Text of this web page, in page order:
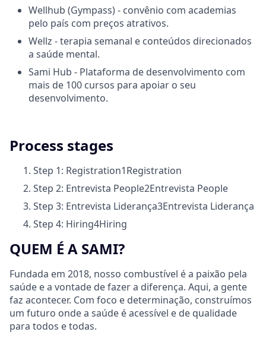
Wellhub (Gympass) - convênio com academias
pelo país com preços atrativos.
Wellz - terapia semanal e conteúdos direcionados
a saúde mental.
Sami Hub - Plataforma de desenvolvimento com
mais de 100 cursos para apoiar o seu
desenvolvimento.
Process stages
Step 1: Registration1Registration
Step 2: Entrevista People2Entrevista People
Step 3: Entrevista Liderança3Entrevista Liderança
Step 4: Hiring4Hiring
QUEM É A SAMI?
Fundada em 2018, nosso combustível é a paixão pela
saúde e a vontade de fazer a diferença. Aqui, a gente
faz acontecer. Com foco e determinação, construímos
um futuro onde a saúde é acessível e de qualidade
para todos e todas.